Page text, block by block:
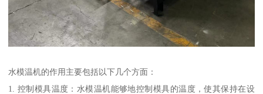
水模温机的作用主要包括以下几个方面：
1. 控制模具温度：水模温机能够地控制模具的温度，使其保持在设